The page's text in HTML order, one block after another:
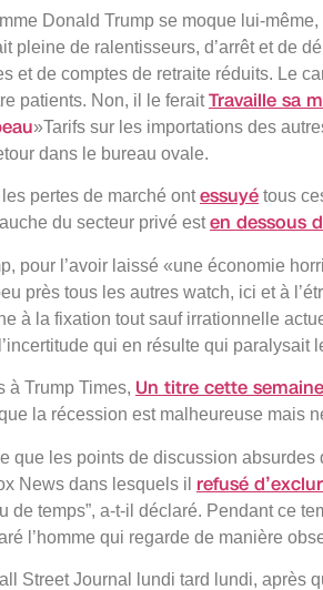
Donald Trump se moque lui-
pleine de ralentisseurs, d’arrêt et de
et de comptes de retraite réduits. Le
patients. Non, il le feraitTravaille sa
»Tarifs sur les importations des
dans le bureau ovale.
pertes de marché ontessuyé tous
du secteur privé esten dessous
pour l’avoir laissé «une économie
près tous les autres watch, ici et à
à la fixation tout sauf irrationnelle
qui en résulte qui paralysait
à Trump Times, Un titre cette semaine
la récession est malheureuse mais
que les points de discussion
News dans lesquels il refusé
de temps”, a-t-il déclaré. Pendant ce
l’homme qui regarde de manière
Street Journal lundi tard lundi, après